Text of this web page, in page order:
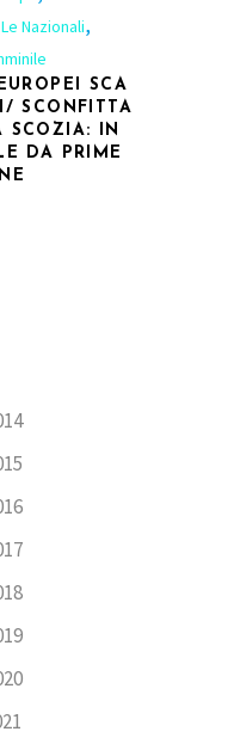
Le Nazionali,
SCA
SCONFITTA
SCOZIA: IN
DA PRIME